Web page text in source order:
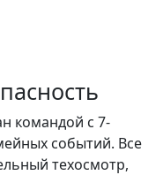
командой с 7-
событий. Все
техосмотр,